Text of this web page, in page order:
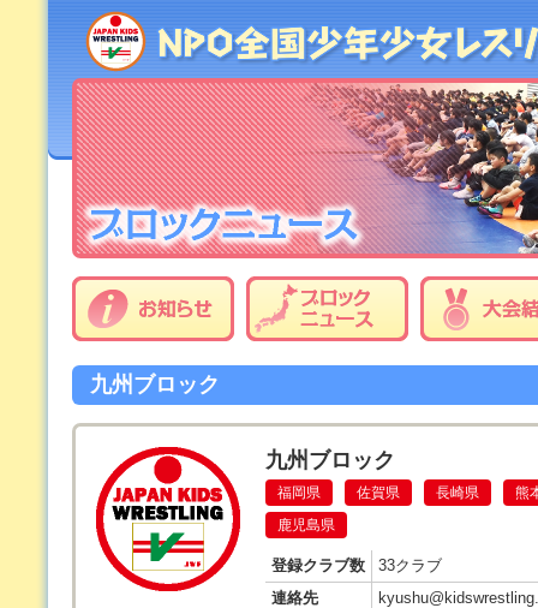
九州ブロック
九州ブロック
福岡県 佐賀県 長崎県
熊
鹿児島県
登録クラブ数
33クラブ
連絡先